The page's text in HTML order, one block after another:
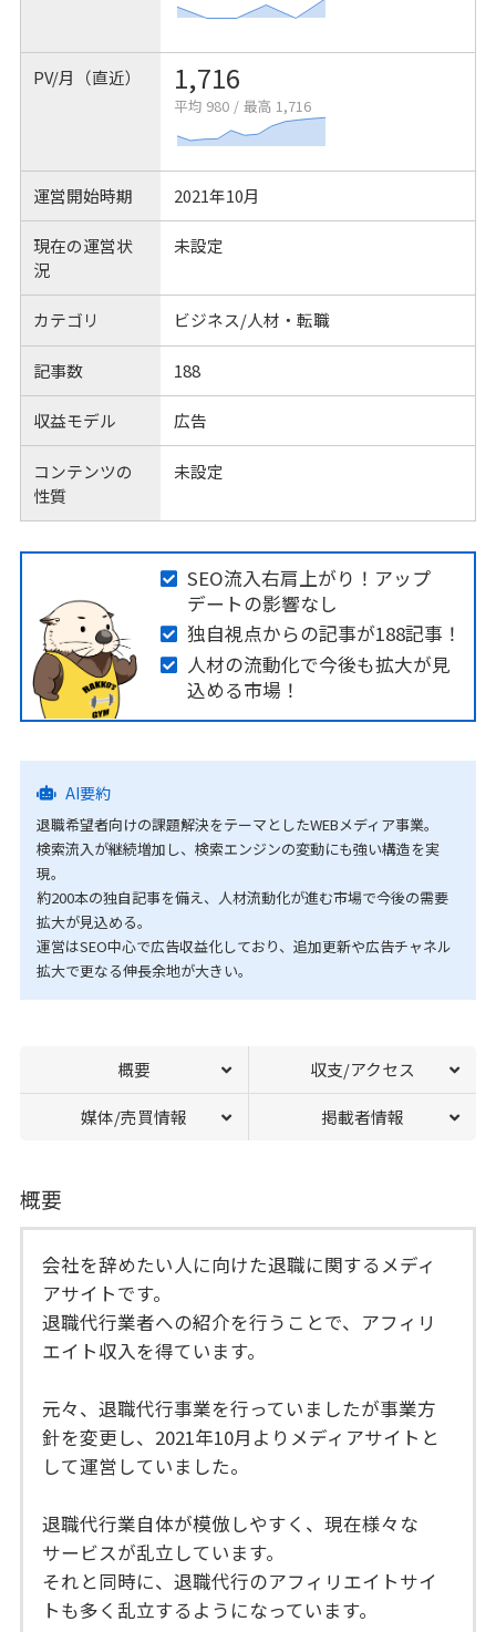
PV/月（直近） 1,716
平均 980 / 最高 1,716
運営開始時期 2021年10月
現在の運営状
況
未設定
カテゴリ ビジネス/人材・転職
記事数 188
収益モデル 広告
コンテンツの
性質
未設定
SEO流入右肩上がり！アップ
デートの影響なし
独自視点からの記事が188記事！
人材の流動化で今後も拡大が見
込める市場！
AI要約
退職希望者向けの課題解決をテーマとしたWEBメディア事業。
検索流入が継続増加し、検索エンジンの変動にも強い構造を実
現。
約200本の独自記事を備え、人材流動化が進む市場で今後の需要
拡大が見込める。
運営はSEO中心で広告収益化しており、追加更新や広告チャネル
拡大で更なる伸長余地が大きい。
概要 収支/アクセス
媒体/売買情報 掲載者情報
概要
会社を辞めたい人に向けた退職に関するメディ
アサイトです。
退職代行業者への紹介を行うことで、アフィリ
エイト収入を得ています。
元々、退職代行事業を行っていましたが事業方
針を変更し、2021年10月よりメディアサイトと
して運営していました。
退職代行業自体が模倣しやすく、現在様々な
サービスが乱立しています。
それと同時に、退職代行のアフィリエイトサイ
トも多く乱立するようになっています。